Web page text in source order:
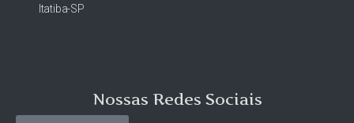
Itatiba-SP
Nossas Redes Sociais